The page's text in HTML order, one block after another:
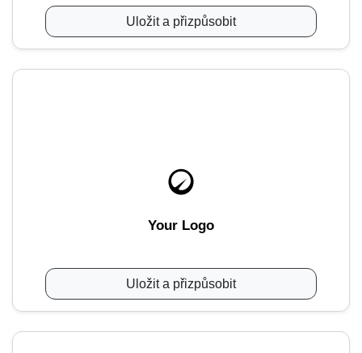
Uložit a přizpůsobit
Your Logo
Uložit a přizpůsobit